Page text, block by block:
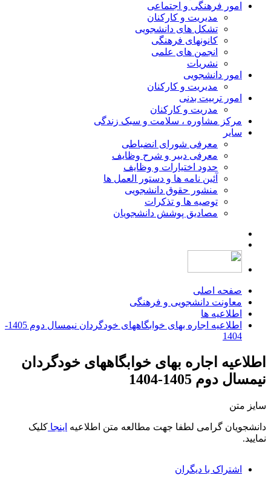
امور فرهنگی و اجتماعی
مدیریت و کارکنان
تشکل های دانشجویی
کانونهای فرهنگی
انجمن های علمی
نشریات
امور دانشجویی
مدیریت و کارکنان
امور تربیت بدنی
مدریت و کارکنان
مرکز مشاوره ، سلامت و سبک زندگی
سایر
معرفی شورای انضباطی
معرفی دبیر و شرح وظایف
حدود اختیارات و وظایف
آئین نامه ها و دستور العمل ها
منشور حقوق دانشجویی
توصیه ها و تذکرات
مصادیق پوشش دانشجویان
صفحه اصلی
معاونت دانشجویی و فرهنگی
اطلاعیه ها
اطلاعیه اجاره بهای خوابگاههای خودگردان نیمسال دوم 1405-
1404
اطلاعیه اجاره بهای خوابگاههای خودگردان
نیمسال دوم 1405-1404
سایز متن
دانشجویان گرامی لطفا جهت مطالعه متن اطلاعیه اینجا کلیک
نمایید.
اشتراک با دیگران